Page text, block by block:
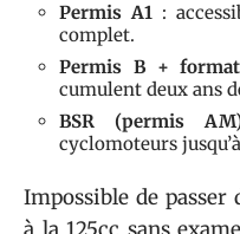
Permis A1 :
complet.
Permis B +
cumulent deux ans
BSR (permis
cyclomoteurs
Impossible de
à la 125cc sans